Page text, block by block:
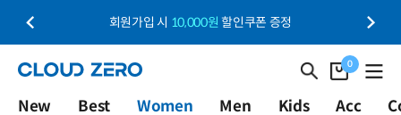
마케팅 수신동의 시5,000원할인쿠폰 증정
0
New Best Women Men Kids Acc